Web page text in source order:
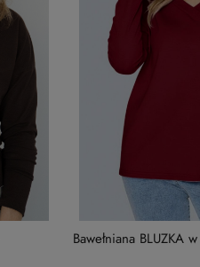
Bawełniana BLUZKA